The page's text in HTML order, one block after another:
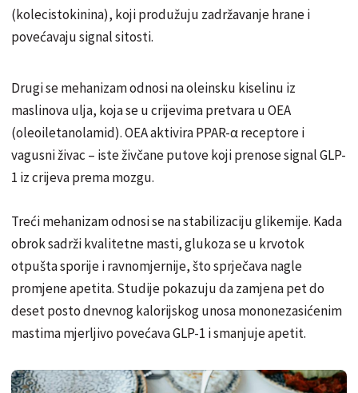
(kolecistokinina), koji produžuju zadržavanje hrane i
povećavaju signal sitosti.
Drugi se mehanizam odnosi na oleinsku kiselinu iz
maslinova ulja, koja se u crijevima pretvara u OEA
(oleoiletanolamid). OEA aktivira PPAR-α receptore i
vagusni živac – iste živčane putove koji prenose signal GLP-
1 iz crijeva prema mozgu.
Treći mehanizam odnosi se na stabilizaciju glikemije. Kada
obrok sadrži kvalitetne masti, glukoza se u krvotok
otpušta sporije i ravnomjernije, što sprječava nagle
promjene apetita. Studije pokazuju da zamjena pet do
deset posto dnevnog kalorijskog unosa mononezasićenim
mastima mjerljivo povećava GLP-1 i smanjuje apetit.